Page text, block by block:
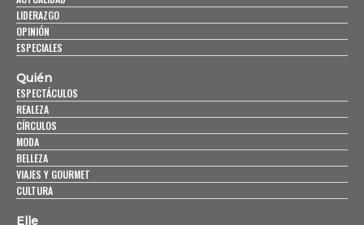
LIDERAZGO
OPINIÓN
ESPECIALES
Quién
ESPECTÁCULOS
REALEZA
CÍRCULOS
MODA
BELLEZA
VIAJES Y GOURMET
CULTURA
Elle